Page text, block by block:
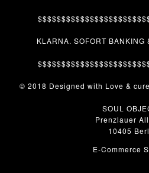
KLARNA. SOFORT BANKING
© 2018 Designed with Love &
SOUL
Prenzlauer
10405
E-Commerce